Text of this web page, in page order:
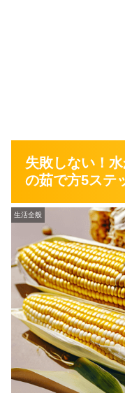
失敗しない！
の茹で方5ステ
生活全般